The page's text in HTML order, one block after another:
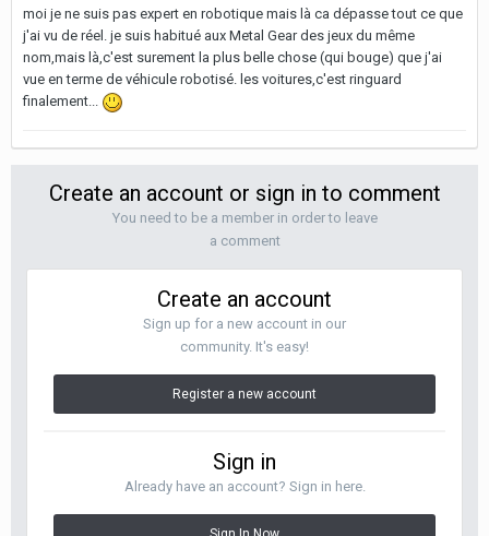
moi je ne suis pas expert en robotique mais là ca dépasse tout ce que
j'ai vu de réel. je suis habitué aux Metal Gear des jeux du même
nom,mais là,c'est surement la plus belle chose (qui bouge) que j'ai
vue en terme de véhicule robotisé. les voitures,c'est ringuard
finalement...
Create an account or sign in to comment
You need to be a member in order to leave
a comment
Create an account
Sign up for a new account in our
community. It's easy!
Register a new account
Sign in
Already have an account? Sign in here.